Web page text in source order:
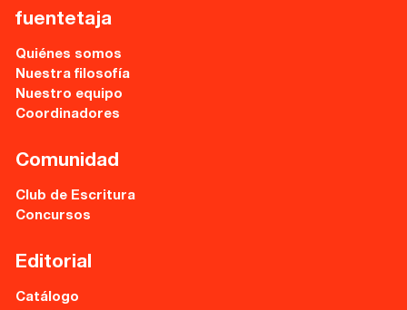
Dónde estamos
Sede central:
Cervantes nº21, entlo.
28014 Madrid
Tel 91 531 15 09
Horario de atención:
de 10 a 15 y 17 a 20 horas
fuentetaja
Quiénes somos
Nuestra filosofía
Nuestro equipo
Coordinadores
Comunidad
Club de Escritura
Concursos
Editorial
Catálogo